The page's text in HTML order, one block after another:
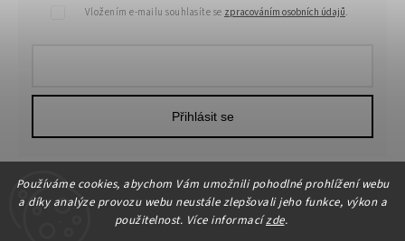
Používáme cookies, abychom Vám umožnili pohodlné prohlížení webu
a díky analýze provozu webu neustále zlepšovali jeho funkce, výkon a
použitelnost. Více informacízde.
Vložením e-mailu souhlasíte se zpracováním osobních údajů.
Přihlásit se